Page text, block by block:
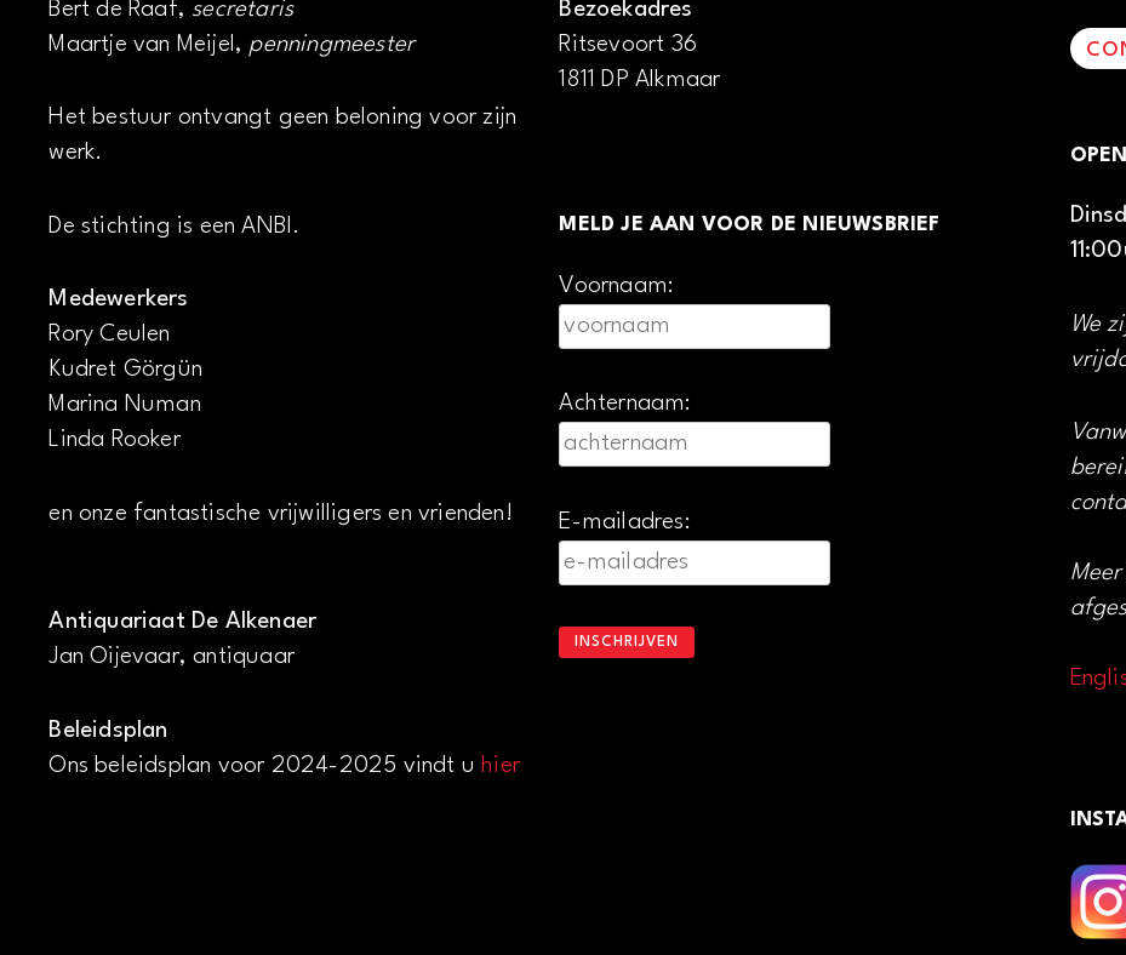
Bert de Raaf, secretaris
Maartje van Meijel, penningmeester
Het bestuur ontvangt geen beloning voor zijn
werk.
De stichting is een ANBI.
Medewerkers
Rory Ceulen
Kudret Görgün
Marina Numan
Linda Rooker
en onze fantastische vrijwilligers en vrienden!
Antiquariaat De Alkenaer
Jan Oijevaar, antiquaar
Beleidsplan
Ons beleidsplan voor 2024-2025 vindt u hier
Bezoekadres
Ritsevoort 36
1811 DP Alkmaar
MELD JE AAN VOOR DE NIEUWSBRIEF
Voornaam:
Achternaam:
E-mailadres:
We